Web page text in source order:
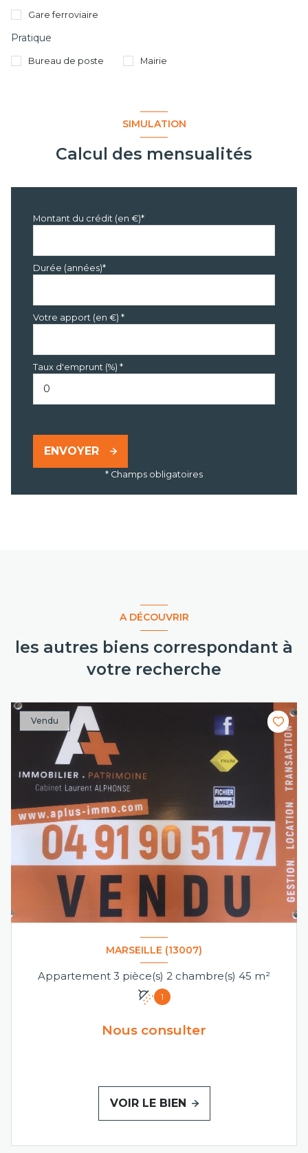
Gare ferroviaire
Pratique
Bureau de poste Mairie
SIMULATION
Calcul des mensualités
Montant du crédit (en €)*
Durée (années)*
Votre apport (en €) *
Taux d'emprunt (%) *
ENVOYER
* Champs obligatoires
A DÉCOUVRIR
les autres biens correspondant à
votre recherche
Vendu
MARSEILLE (13007)
Appartement 3 pièce(s) 2 chambre(s) 45 m²
1
Nous consulter
VOIR LE BIEN